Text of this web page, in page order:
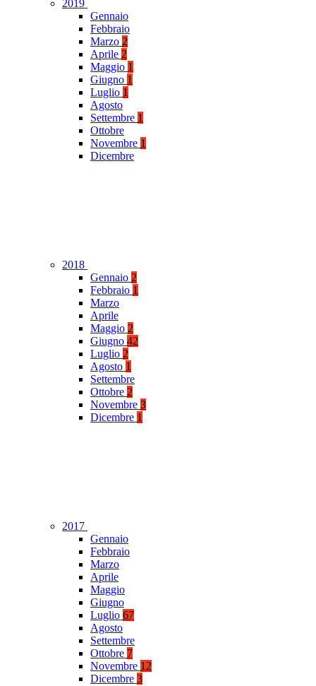
2019
Gennaio
Febbraio
Marzo 2
Aprile 2
Maggio 1
Giugno 1
Luglio 1
Agosto
Settembre 1
Ottobre
Novembre 1
Dicembre
2018
Gennaio 2
Febbraio 1
Marzo
Aprile
Maggio 2
Giugno 42
Luglio 2
Agosto 1
Settembre
Ottobre 2
Novembre 3
Dicembre 1
2017
Gennaio
Febbraio
Marzo
Aprile
Maggio
Giugno
Luglio 67
Agosto
Settembre
Ottobre 7
Novembre 12
Dicembre 3